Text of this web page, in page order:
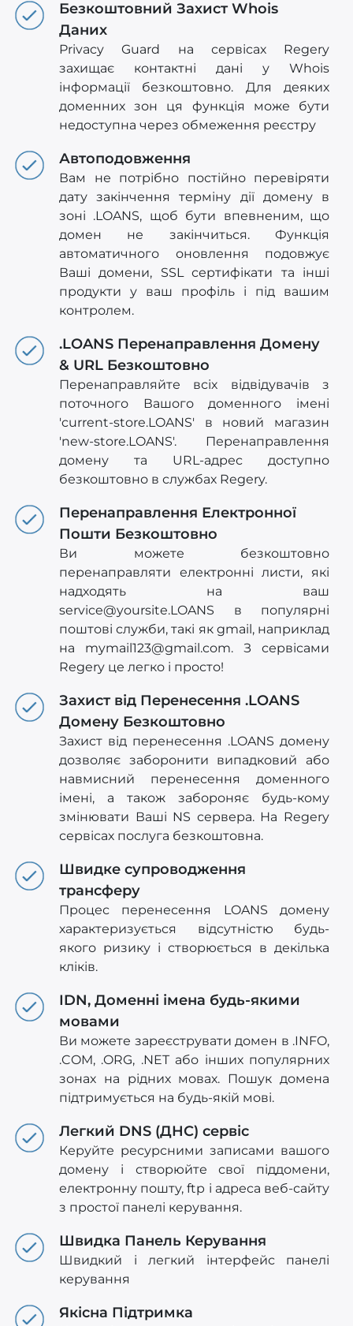
Безкоштовний Захист Whois
Даних
Privacy Guard на сервісах Regery
захищає контактні дані у Whois
інформації безкоштовно. Для деяких
доменних зон ця функція може бути
недоступна через обмеження реєстру
Автоподовження
Вам не потрібно постійно перевіряти
дату закінчення терміну дії домену в
зоні .LOANS, щоб бути впевненим, що
домен не закінчиться. Функція
автоматичного оновлення подовжує
Ваші домени, SSL сертифікати та інші
продукти у ваш профіль і під вашим
контролем.
.LOANS Перенаправлення Домену
& URL Безкоштовно
Перенаправляйте всіх відвідувачів з
поточного Вашого доменного імені
'current-store.LOANS' в новий магазин
'new-store.LOANS'. Перенаправлення
домену та URL-адрес доступно
безкоштовно в службах Regery.
Перенаправлення Електронної
Пошти Безкоштовно
Ви можете безкоштовно
перенаправляти електронні листи, які
надходять на ваш
service@yoursite.LOANS в популярні
поштові служби, такі як gmail, наприклад
на mymail123@gmail.com. З сервісами
Regery це легко і просто!
Захист від Перенесення .LOANS
Домену Безкоштовно
Захист від перенесення .LOANS домену
дозволяє заборонити випадковий або
навмисний перенесення доменного
імені, а також забороняє будь-кому
змінювати Ваші NS сервера. На Regery
сервісах послуга безкоштовна.
Швидке супроводження
трансферу
Процес перенесення LOANS домену
характеризується відсутністю будь-
якого ризику і створюється в декілька
кліків.
IDN, Доменні імена будь-якими
мовами
Ви можете зареєструвати домен в .INFO,
.COM, .ORG, .NET або інших популярних
зонах на рідних мовах. Пошук домена
підтримується на будь-якій мові.
Легкий DNS (ДНС) сервіс
Керуйте ресурсними записами вашого
домену і створюйте свої піддомени,
електронну пошту, ftp і адреса веб-сайту
з простої панелі керування.
Швидка Панель Керування
Швидкий і легкий інтерфейс панелі
керування
Якісна Підтримка